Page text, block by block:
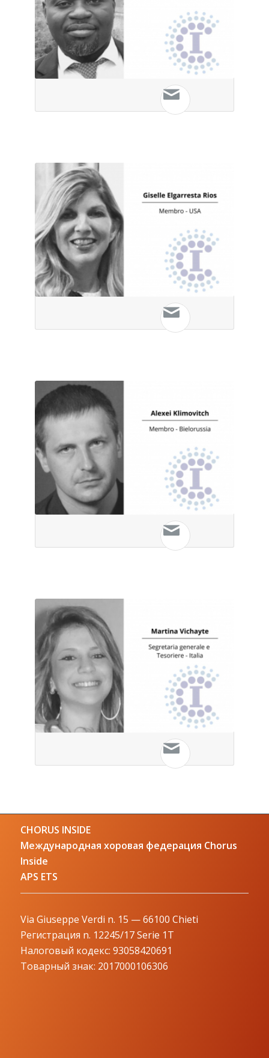
CHORUS INSIDE
Международная хоровая федерация Chorus
Inside
APS ETS
Via Giuseppe Verdi n. 15 — 66100 Chieti
Регистрация n. 12245/17 Serie 1T
Налоговый кодекс: 93058420691
Товарный знак: 2017000106306